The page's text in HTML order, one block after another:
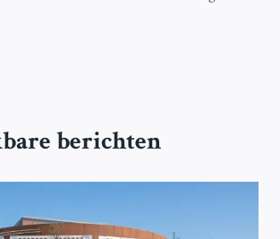
berichten